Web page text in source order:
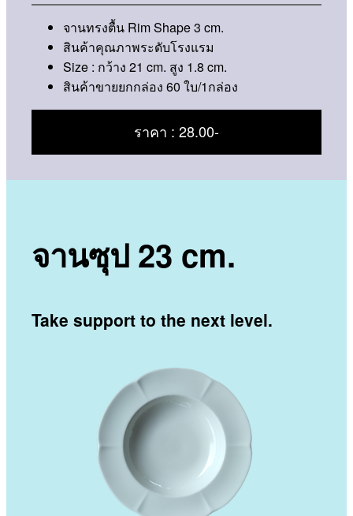
จานทรงตื้น Rim Shape 3 cm.
สินค้าคุณภาพระดับโรงแรม
Size : กว้าง 21 cm. สูง 1.8 cm.
สินค้าขายยกกล่อง 60 ใบ/1กล่อง
ราคา : 28.00-
จานซุป 23 cm.
Take support to the next level.